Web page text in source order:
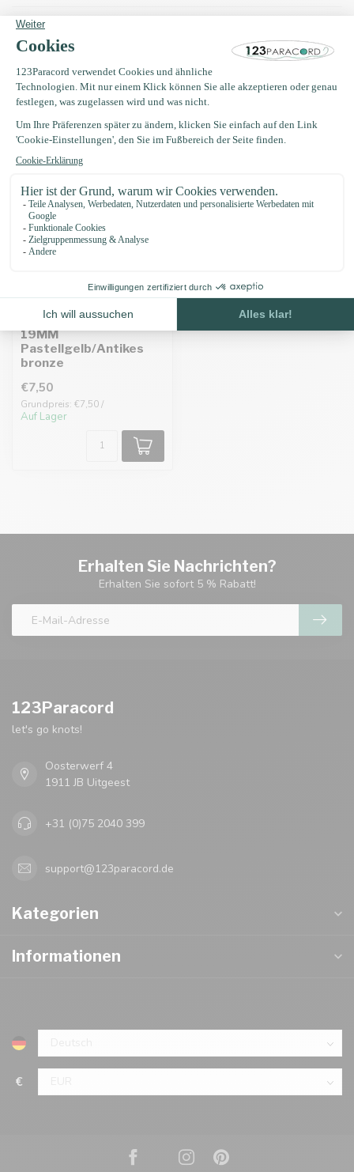
Eigenschaften
Zuletzt angesehen
Biothane adapter
19MM
Pastellgelb/Antikes
bronze
€7,50
Grundpreis: €7,50 /
Auf Lager
Erhalten Sie Nachrichten?
Erhalten Sie sofort 5 % Rabatt!
123Paracord
let's go knots!
Oosterwerf 4
1911 JB Uitgeest
+31 (0)75 2040 399
support@123paracord.de
Kategorien
Informationen
€